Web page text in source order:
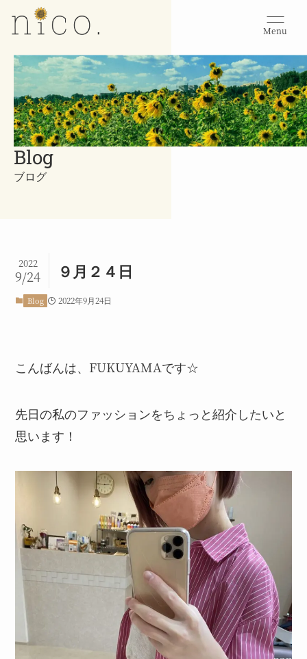
Menu
Blog
ブログ
９月２４日
2022
9/24
Blog 2022年9月24日
こんばんは、FUKUYAMAです☆
先日の私のファッションをちょっと紹介したいと
思います！